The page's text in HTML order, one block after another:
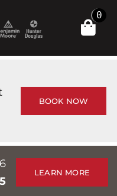
0
BOOK NOW
LEARN MORE